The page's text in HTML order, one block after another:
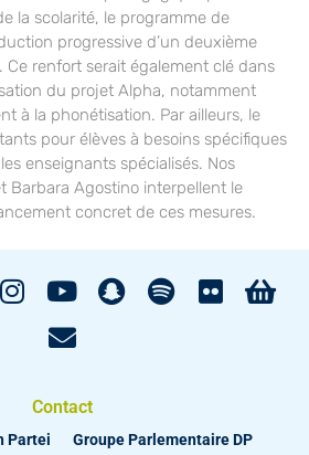
la scolarité, le programme de
progressive d’un deuxième
Ce renfort serait également clé dans
du projet Alpha, notamment
à la phonétisation. Par ailleurs, le
pour élèves à besoins spécifiques
enseignants spécialisés. Nos
Barbara Agostino interpellent le
concret de ces mesures.
Contact
Partei Groupe Parlementaire DP